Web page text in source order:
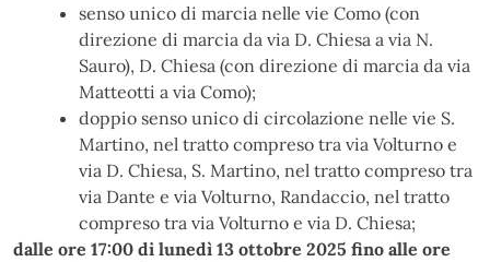
senso unico di marcia nelle vie Como (con
direzione di marcia da via D. Chiesa a via N.
Sauro), D. Chiesa (con direzione di marcia da via
Matteotti a via Como);
doppio senso unico di circolazione nelle vie S.
Martino, nel tratto compreso tra via Volturno e
via D. Chiesa, S. Martino, nel tratto compreso tra
via Dante e via Volturno, Randaccio, nel tratto
compreso tra via Volturno e via D. Chiesa;
dalle ore 17:00 di lunedì 13 ottobre 2025 fino alle ore